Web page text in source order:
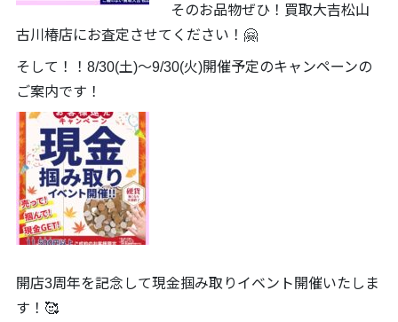
そのお品物ぜひ！買取大吉松山
古川椿店にお査定させてください！🤗
そして！！8/30(土)～9/30(火)開催予定のキャンペーンの
ご案内です！
開店3周年を記念して現金掴み取りイベント開催いたしま
す！🥰